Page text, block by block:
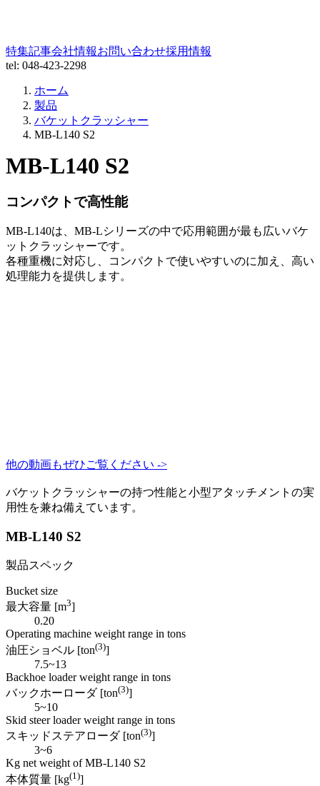
特集記事会社情報お問い合わせ採用情報
tel: 048-423-2298
ホーム
製品
バケットクラッシャー
MB-L140 S2
MB-L140 S2
コンパクトで高性能
MB-L140は、MB-Lシリーズの中で応用範囲が最も広いバケ
ットクラッシャーです。
各種重機に対応し、コンパクトで使いやすいのに加え、高い
処理能力を提供します。
他の動画もぜひご覧ください ->
バケットクラッシャーの持つ性能と小型アタッチメントの実
用性を兼ね備えています。
MB-L140 S2
製品スペック
Bucket size
最大容量 [m3]
0.20
Operating machine weight range in tons
油圧ショベル [ton(3)]
7.5~13
Backhoe loader weight range in tons
バックホーローダ [ton(3)]
5~10
Skid steer loader weight range in tons
スキッドステアローダ [ton(3)]
3~6
Kg net weight of MB-L140 S2
本体質量 [kg(1)]